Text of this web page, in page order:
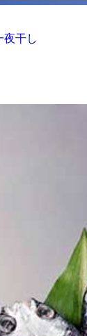
夜干し